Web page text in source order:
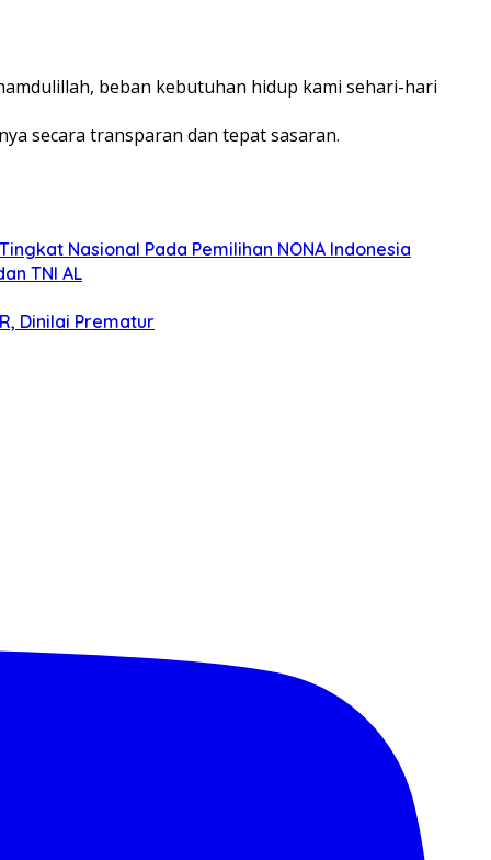
beban kebutuhan hidup kami sehari-hari
secara transparan dan tepat sasaran.
Nasional Pada Pemilihan NONA Indonesia
TNI AL
Dinilai Prematur